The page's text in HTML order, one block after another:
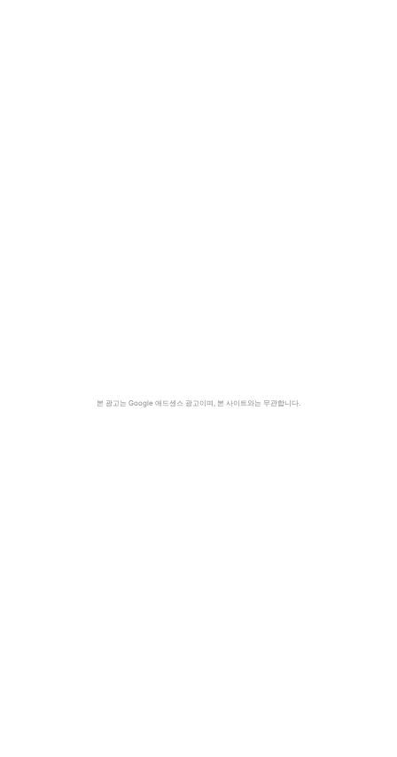
본 광고는 Google 애드센스 광고이며, 본 사이트와는 무관합니다.